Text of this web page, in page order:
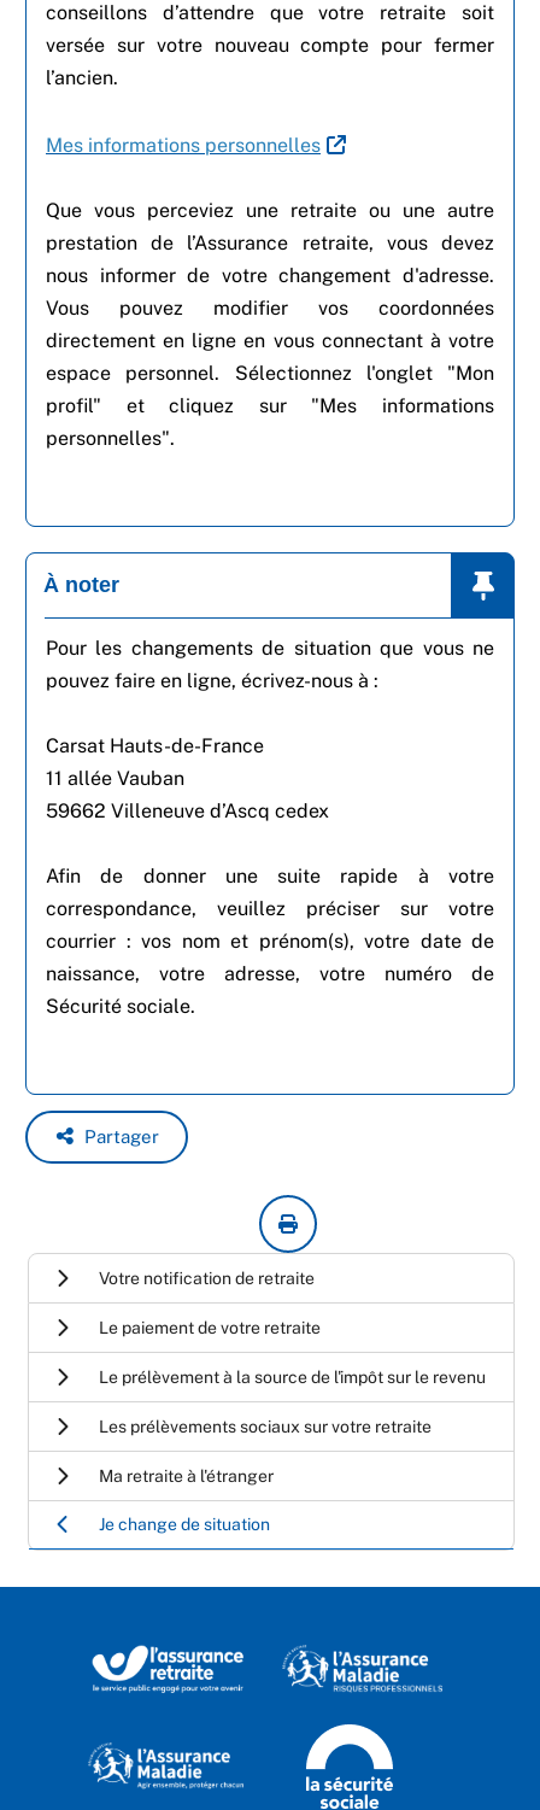
conseillons d’attendre que votre retraite soit
versée sur votre nouveau compte pour fermer
l’ancien.
Mes informations personnelles
Que vous perceviez une retraite ou une autre
prestation de l’Assurance retraite, vous devez
nous informer de votre changement d'adresse.
Vous pouvez modifier vos coordonnées
directement en ligne en vous connectant à votre
espace personnel. Sélectionnez l'onglet "Mon
profil" et cliquez sur "Mes informations
personnelles".
À noter
Pour les changements de situation que vous ne
pouvez faire en ligne, écrivez-nous à :
Carsat Hauts-de-France
11 allée Vauban
59662 Villeneuve d’Ascq cedex
Afin de donner une suite rapide à votre
correspondance, veuillez préciser sur votre
courrier : vos nom et prénom(s), votre date de
naissance, votre adresse, votre numéro de
Sécurité sociale.
Partager
Votre notification de retraite
Le paiement de votre retraite
Le prélèvement à la source de l'impôt sur le revenu
Les prélèvements sociaux sur votre retraite
Ma retraite à l'étranger
Je change de situation